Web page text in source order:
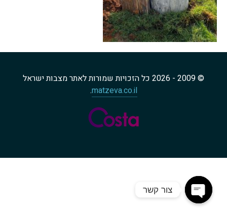
© 2009 - 2026 כל הזכויות שמורות לאתר מצבות ישראל
matzeva.co.il
.
צור קשר